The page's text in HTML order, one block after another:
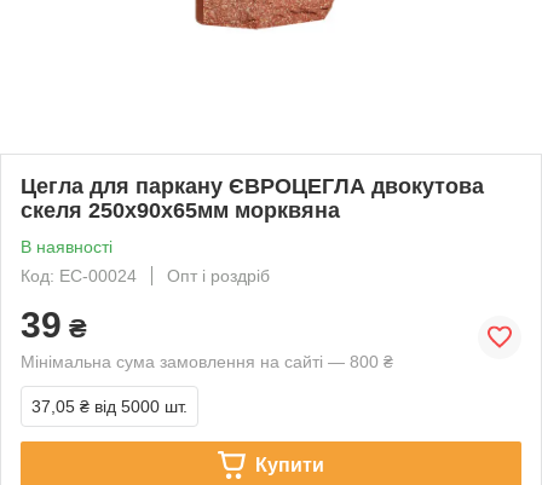
Цегла для паркану ЄВРОЦЕГЛА двокутова
скеля 250х90х65мм морквяна
В наявності
Код: EC-00024
Опт і роздріб
39 ₴
Мінімальна сума замовлення на сайті — 800 ₴
37,05 ₴ від 5000 шт.
Купити